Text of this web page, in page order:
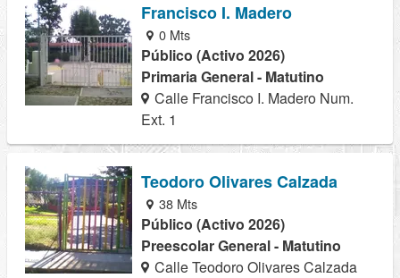
Francisco I. Madero
0 Mts
Público (Activo 2026)
Primaria General - Matutino
Calle Francisco I. Madero Num.
Ext. 1
Teodoro Olivares Calzada
38 Mts
Público (Activo 2026)
Preescolar General - Matutino
Calle Teodoro Olivares Calzada